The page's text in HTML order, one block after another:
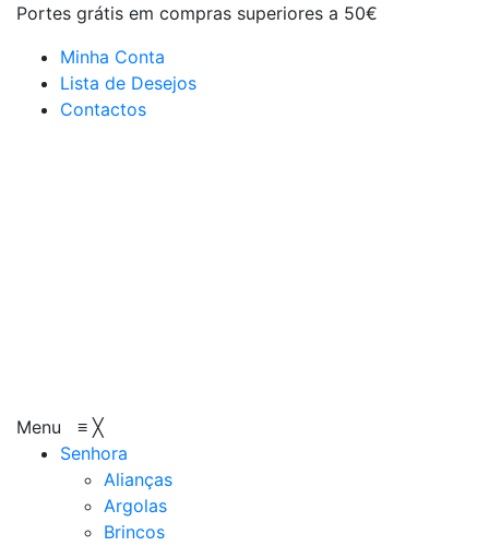
Portes grátis em compras superiores a 50€
Minha Conta
Lista de Desejos
Contactos
Menu ≡ ╳
Senhora
Alianças
Argolas
Brincos